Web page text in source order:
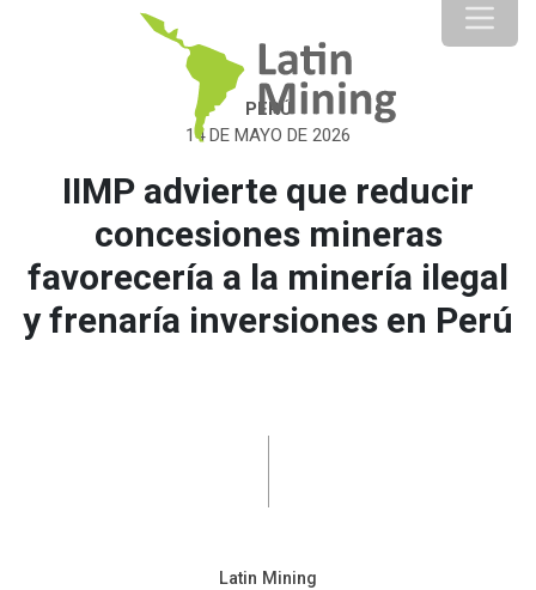
PERÚ
14 DE MAYO DE 2026
IIMP advierte que reducir
concesiones mineras
favorecería a la minería ilegal
y frenaría inversiones en Perú
Latin Mining